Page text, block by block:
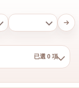
已選 0 項